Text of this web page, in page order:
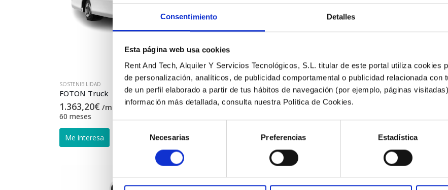
Consentimiento Detalles
Esta página web usa cookies
Rent And Tech, Alquiler Y Servicios Tecnológicos, S.L. titular de este portal utiliza cookies
de personalización, analíticos, de publicidad comportamental o publicidad relacionada con
de un perfil elaborado a partir de tus hábitos de navegación (por ejemplo, páginas
información más detallada, consulta nuestra Política de Cookies.
consentimiento
Necesarias Preferencias Estadística
SOSTENIBILIDAD
FOTON Truck
1.363,20€ /mes (*)
60 meses
Ford Transit
755,02€ /mes (*)